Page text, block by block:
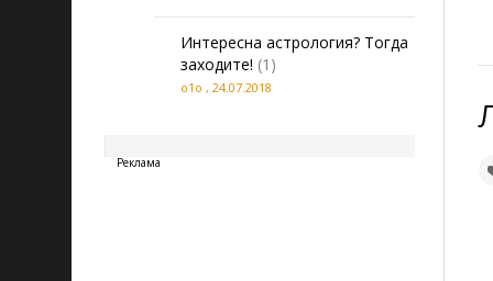
Интересна астрология? Тогда
заходите! (1)
о1о , 24.07.2018
Реклама